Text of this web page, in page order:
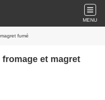
MENU
fumé
et magret